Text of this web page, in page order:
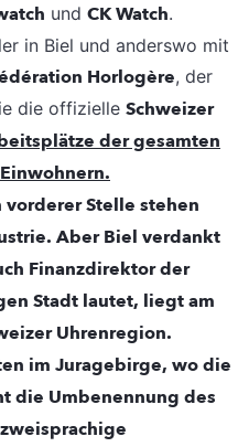
und CK Watch.
in Biel und anderswo mit
Horlogère, der
die offizielle Schweizer
der gesamten
Stelle stehen
Aber Biel verdankt
Finanzdirektor der
Stadt lautet, liegt am
Uhrenregion.
im Juragebirge, wo die
die Umbenennung des